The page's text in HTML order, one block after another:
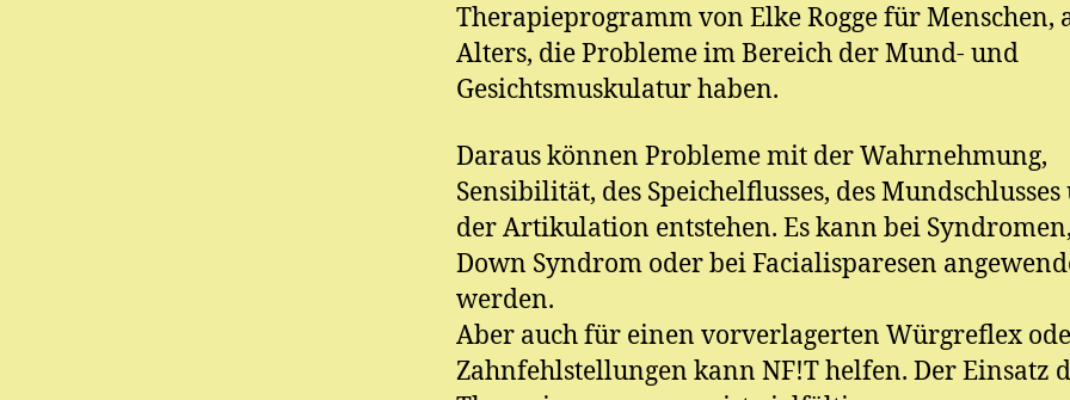
Therapieprogramm von Elke Rogge für Menschen,
Alters, die Probleme im Bereich der Mund- und
Gesichtsmuskulatur haben.
Daraus können Probleme mit der Wahrnehmung,
Sensibilität, des Speichelflusses, des
der Artikulation entstehen. Es kann bei
Down Syndrom oder bei Facialisparesen
werden.
Aber auch für einen vorverlagerten Würgreflex
Zahnfehlstellungen kann NF!T helfen. Der Einsatz